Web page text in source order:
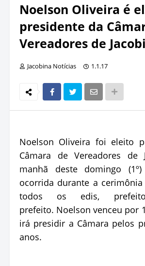
Noelson Oliveira é
presidente da
Vereadores de
Jacobina Notícias 1.1.17
Noelson Oliveira foi eleito
Câmara de Vereadores de
manhã deste domingo
ocorrida durante a
todos os edis,
prefeito. Noelson venceu por
irá presidir a Câmara pelos
anos.